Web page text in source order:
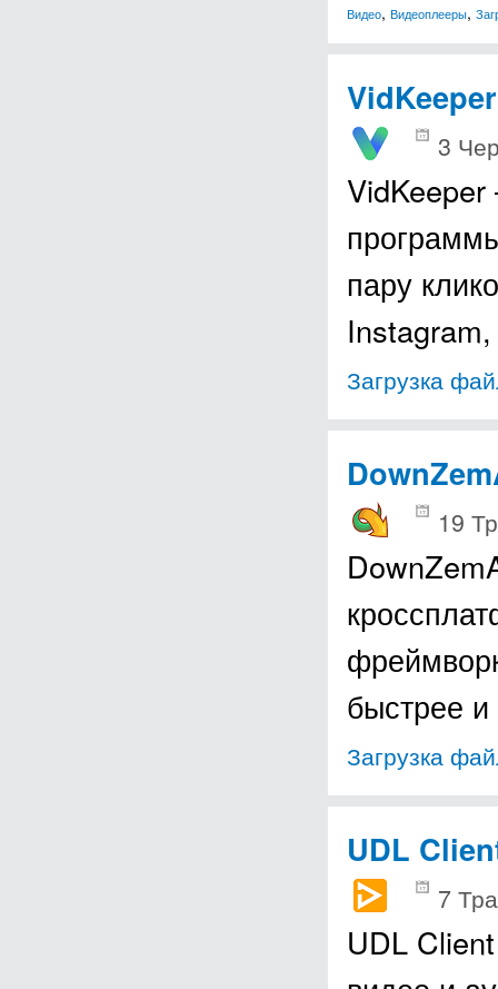
Видео, Видеоплееры,
VidKeeper
3
VidKeeper
пару
Загрузка
19
быстрее
Загрузка
UDL
7
UDL